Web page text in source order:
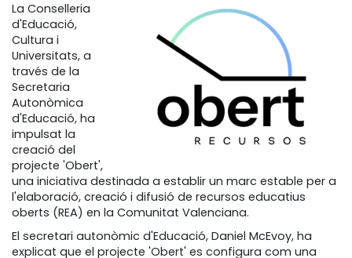
La Conselleria
d'Educació,
Cultura i
Universitats, a
través de la
Secretaria
Autonòmica
d'Educació, ha
impulsat la
creació del
projecte 'Obert',
una iniciativa destinada a establir un marc estable per a
l'elaboració, creació i difusió de recursos educatius
oberts (REA) en la Comunitat Valenciana.
El secretari autonòmic d'Educació, Daniel McEvoy, ha
explicat que el projecte 'Obert' es configura com una